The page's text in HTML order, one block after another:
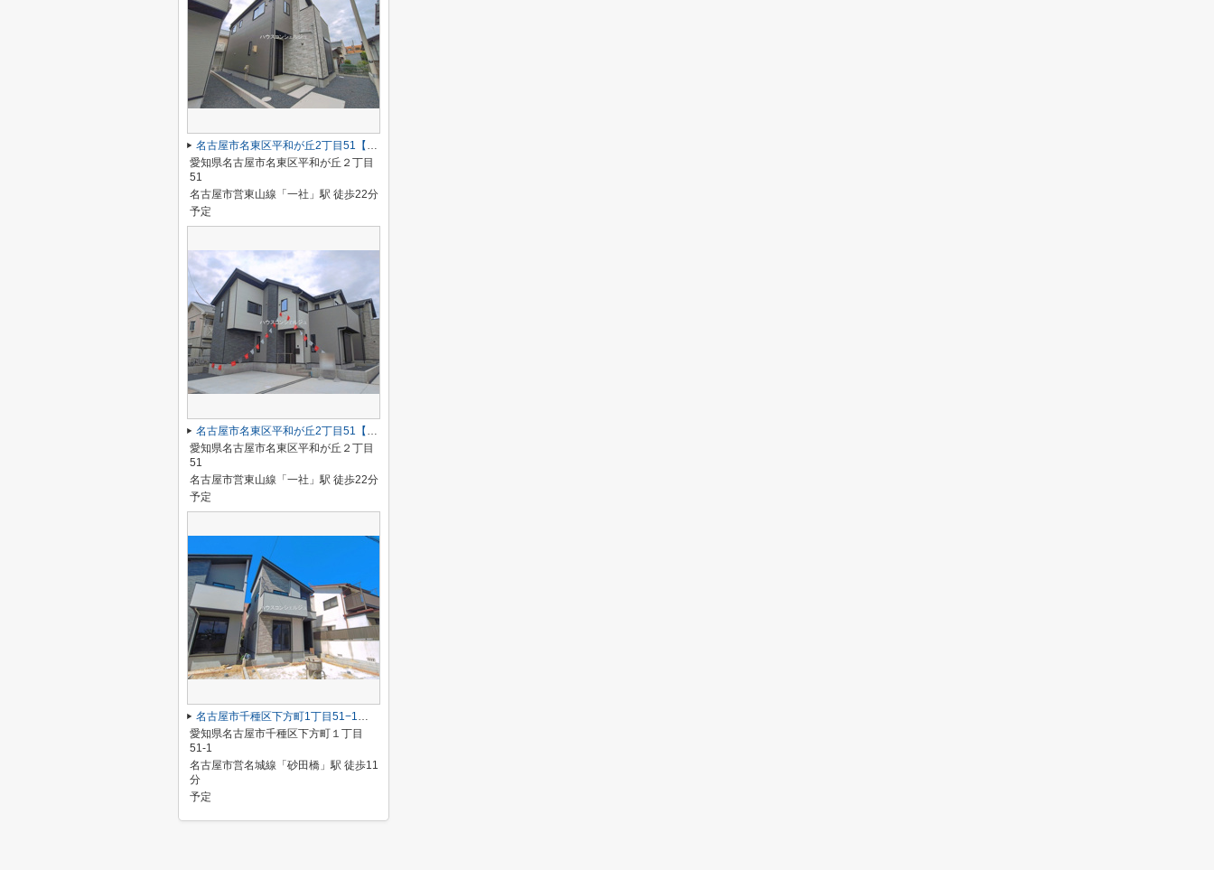
名古屋市名東区平和が丘2丁目51【仲介手数料無料】新築一戸建て 2号棟
愛知県名古屋市名東区平和が丘２丁目
51
名古屋市営東山線「一社」駅 徒歩22分
予定
名古屋市名東区平和が丘2丁目51【仲介手数料無料】新築一戸建て 1号棟
愛知県名古屋市名東区平和が丘２丁目
51
名古屋市営東山線「一社」駅 徒歩22分
予定
名古屋市千種区下方町1丁目51−1【仲介手数料無料】新築一戸建て 2号棟
愛知県名古屋市千種区下方町１丁目
51-1
名古屋市営名城線「砂田橋」駅 徒歩11
分
予定